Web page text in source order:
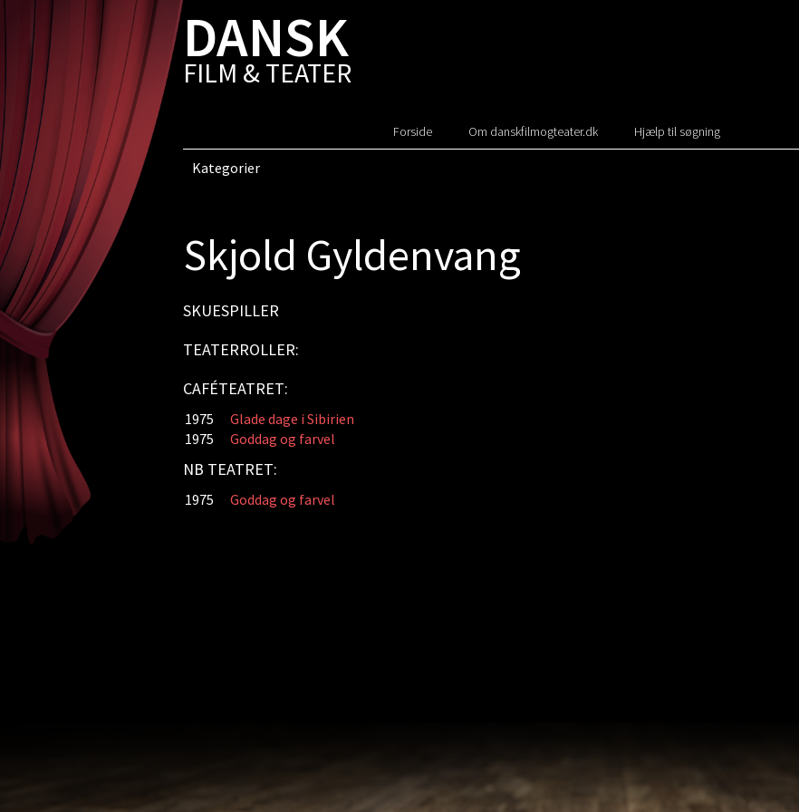
DANSK
FILM & TEATER
Forside Om danskfilmogteater.dk Hjælp til søgning
Kategorier
Skjold Gyldenvang
SKUESPILLER
TEATERROLLER:
CAFÉTEATRET:
1975
Glade dage i Sibirien
1975
Goddag og farvel
NB TEATRET:
1975 Goddag og farvel